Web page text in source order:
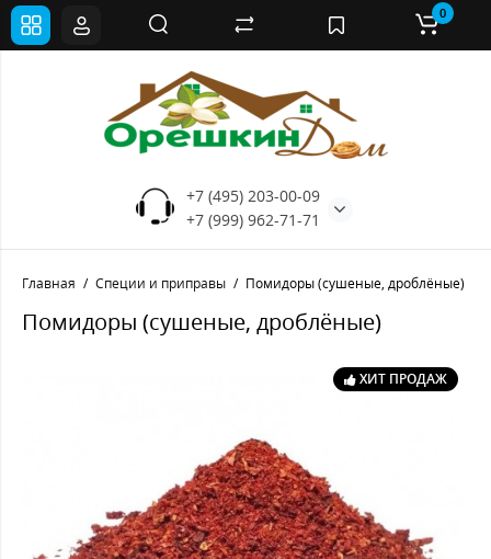
+7 (495) 203-00-09
+7 (999) 962-71-71
0
Главная Специи и приправы Помидоры (сушеные, дроблёные)
Помидоры (сушеные, дроблёные)
ХИТ ПРОДАЖ